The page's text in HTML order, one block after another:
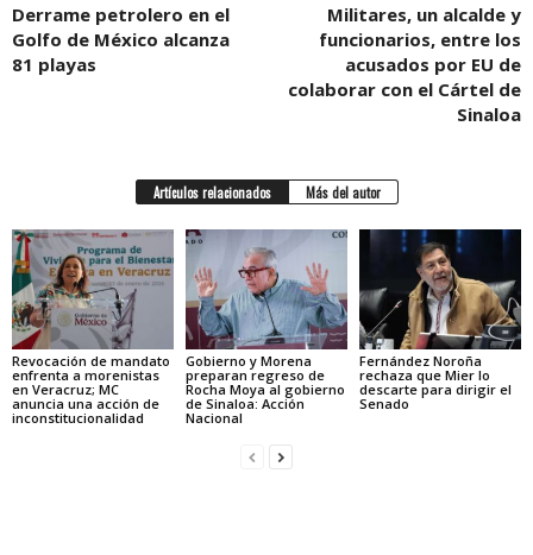
Derrame petrolero en el
Golfo de México alcanza
81 playas
Militares, un alcalde y
funcionarios, entre los
acusados por EU de
colaborar con el Cártel de
Sinaloa
Artículos relacionados Más del autor
Revocación de mandato
enfrenta a morenistas
en Veracruz; MC
anuncia una acción de
inconstitucionalidad
Gobierno y Morena
preparan regreso de
Rocha Moya al gobierno
de Sinaloa: Acción
Nacional
Fernández Noroña
rechaza que Mier lo
descarte para dirigir el
Senado